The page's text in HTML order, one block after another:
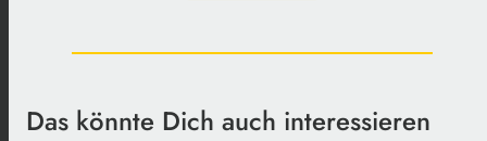
Das könnte Dich auch interessieren